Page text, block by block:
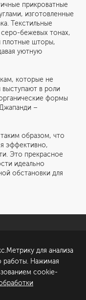
прикроватные
изготовленные
Текстильные
бежевых тонах,
плотные шторы,
уютную
которые не
в роли
формы
–
образом, что
эффективно,
Это прекрасное
идеально
обстановки для
проект
для анализа
работы. Нажимая
cookie-